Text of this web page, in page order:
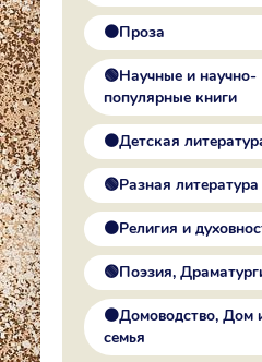
🟠Проза
🟢Научные и научно-
популярные книги
🟠Детская
🟢Разная литература
🟠Религия и
🟢Поэзия,
🟠Домоводство, Дом
семья